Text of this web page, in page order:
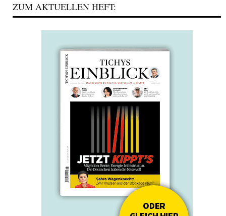
ZUM AKTUELLEN HEFT: